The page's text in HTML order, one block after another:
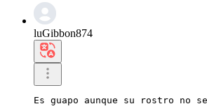
luGibbon874
Es guapo aunque su rostro